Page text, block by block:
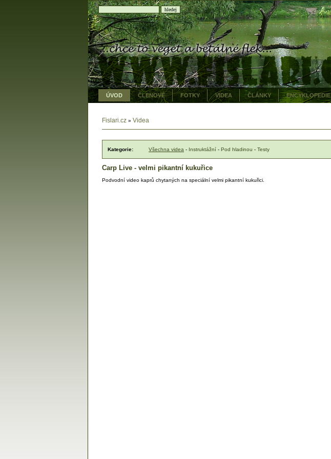
ÚVOD ČLENOVÉ FOTKY VIDEA ČLÁNKY ENCYKLOPEDIE
Fislari.cz » Videa
Kategorie: Všechna videa - Instruktážní - Pod hladinou - Testy
Carp Live - velmi pikantní kukuřice
Podvodní video kaprů chytaných na speciální velmi pikantní kukuřici.